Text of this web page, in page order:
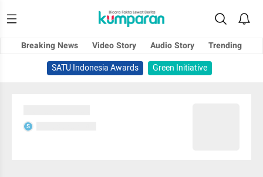
Breaking News Video Story Audio Story
Trending
SATU Indonesia Awards
Green Initiative
S